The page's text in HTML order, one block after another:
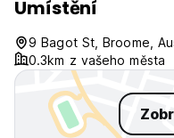
Umístění
9 Bagot St, Broome,
0.3km z vašeho města